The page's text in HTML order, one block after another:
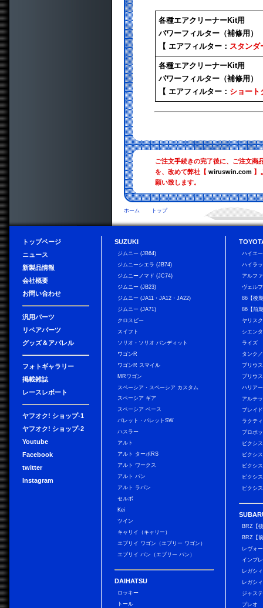
各種エアクリーナーKit用
パワーフィルター（補修用）
【 エアフィルター： スタンダ
各種エアクリーナーKit用
パワーフィルター（補修用）
【 エアフィルター： ショート
ご注文手続きの完了後に、ご注文商
を、改めて弊社【 wiruswin.com】
願い致します。
ホーム トップ
トップページ
ニュース
新製品情報
会社概要
お問い合わせ
汎用パーツ
リペアパーツ
グッズ＆アパレル
フォトギャラリー
掲載雑誌
レースレポート
ヤフオク! ショップ-1
ヤフオク! ショップ-2
Youtube
Facebook
twitter
Instagram
SUZUKI
ジムニー (JB64)
ジムニーシエラ (JB74)
ジムニーノマド (JC74)
ジムニー (JB23)
ジムニー (JA11・JA12・JA22)
ジムニー (JA71)
クロスビー
スイフト
ソリオ・ソリオ バンディット
ワゴンR
ワゴンR スマイル
MRワゴン
スペーシア・スペーシア カスタム
スペーシア ギア
スペーシア ベース
パレット・パレットSW
ハスラー
アルト
アルト ターボRS
アルト ワークス
アルト バン
アルト ラパン
セルボ
Kei
ツイン
キャリイ（キャリー）
エブリイ ワゴン（エブリー ワゴン）
エブリイ バン（エブリー バン）
DAIHATSU
ロッキー
トール
ハイエ
ハイラ
アルフ
ヴェル
86【後
86【前
ヤリス
シエンタ
ライズ
タンク
プリウス
プリウ
ハリアー
アルテ
ブレイド
ラクテ
プロボ
ピクシ
ピクシ
ピクシ
ピクシ
ピクシ
BRZ【
BRZ【
レヴォ
インプ
レガシ
レガシ
ジャス
プレオ